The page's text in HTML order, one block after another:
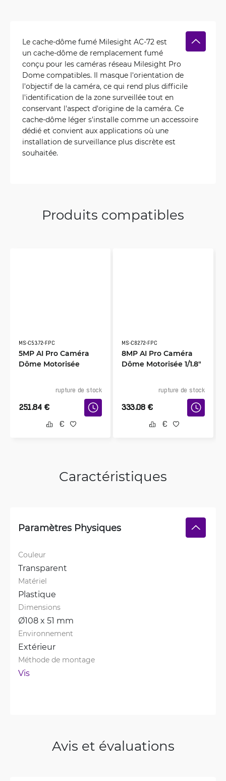
Le cache-dôme fumé Milesight AC-72 est
un cache-dôme de remplacement fumé
conçu pour les caméras réseau Milesight Pro
Dome compatibles. Il masque l'orientation de
l'objectif de la caméra, ce qui rend plus difficile
l'identification de la zone surveillée tout en
conservant l'aspect d'origine de la caméra. Ce
cache-dôme léger s'installe comme un accessoire
dédié et convient aux applications où une
installation de surveillance plus discrète est
souhaitée.
Produits compatibles
MS-C5372-FPC
5MP AI Pro Caméra
Dôme Motorisée
rupture de stock
251.84 €
MS-C8272-FPC
8MP AI Pro Caméra
Dôme Motorisée 1/1.8″
rupture de stock
333.08 €
Caractéristiques
Paramètres Physiques
Couleur
Transparent
Matériel
Plastique
Dimensions
Ø108 x 51 mm
Environnement
Extérieur
Méthode de montage
Vis
Avis et évaluations